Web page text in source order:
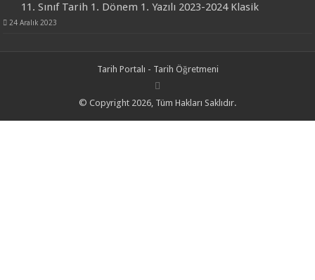
11. Sınıf Tarih 1. Dönem 1. Yazılı 2023-2024 Klasik
24 Aralık 2023
Tarih Portalı - Tarih Öğretmeni
© Copyright 2026, Tüm Hakları Saklıdır.